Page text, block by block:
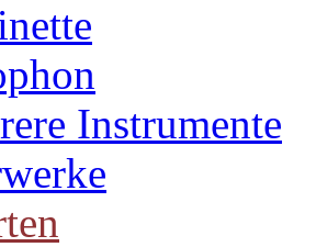
Instrumente